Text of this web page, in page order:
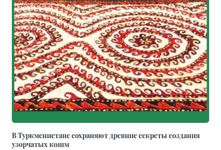
В Туркменистане сохраняют древние секреты создания
узорчатых кошм